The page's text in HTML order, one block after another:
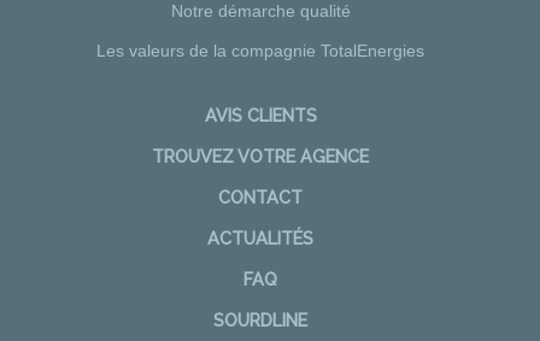
Notre démarche qualité
Les valeurs de la compagnie TotalEnergies
AVIS CLIENTS
TROUVEZ VOTRE AGENCE
CONTACT
ACTUALITÉS
FAQ
SOURDLINE